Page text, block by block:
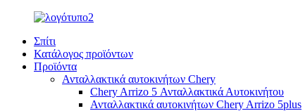
Σπίτι
Κατάλογος προϊόντων
Προϊόντα
Ανταλλακτικά αυτοκινήτων Chery
Chery Arrizo 5 Ανταλλακτικά Αυτοκινήτου
Ανταλλακτικά αυτοκινήτων Chery Arrizo 5plus